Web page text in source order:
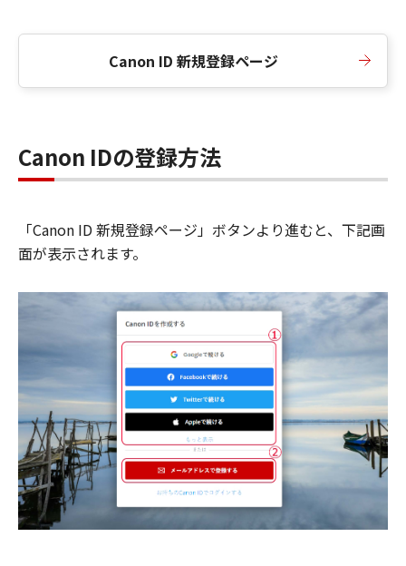
Canon ID 新規登録ページ
Canon IDの登録方法
「Canon ID 新規登録ページ」ボタンより進むと、下記画
面が表示されます。